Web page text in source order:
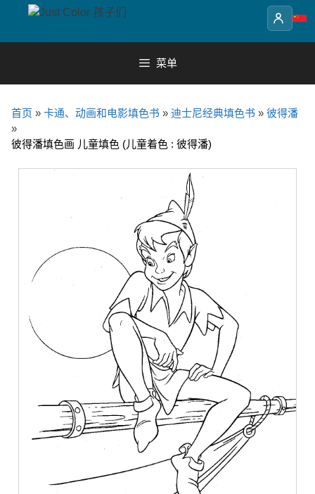
content
菜单
首页 » 卡通、动画和电影填色书 » 迪士尼经典填色书 » 彼得潘
»
彼得潘填色画 儿童填色 (儿童着色 : 彼得潘)